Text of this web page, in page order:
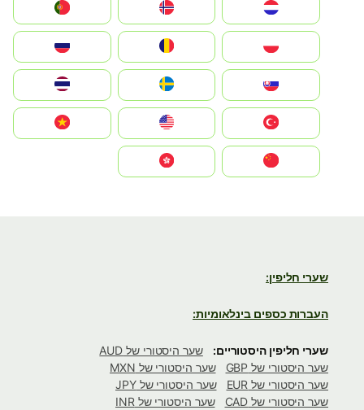
Nederland
Slovensko
United States
שערי חליפין:
העברות כספים בינלאומיות:
שערי חליפין היסטוריים:
שער היסטורי של AUD
שער היסטורי של GBP
שער היסטורי של MXN
שער היסטורי של EUR
שער היסטורי של JPY
שער היסטורי של CAD
שער היסטורי של INR